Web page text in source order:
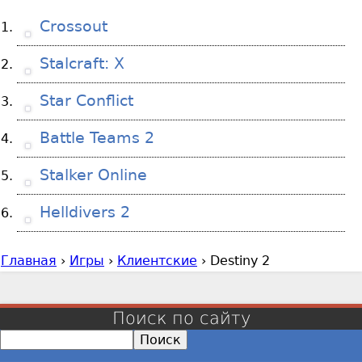
Crossout
Stalcraft: X
Star Conflict
Battle Teams 2
Stalker Online
Helldivers 2
В
д
е
Главная › Игры › Клиентские › Destiny 2
Поиск по сайту